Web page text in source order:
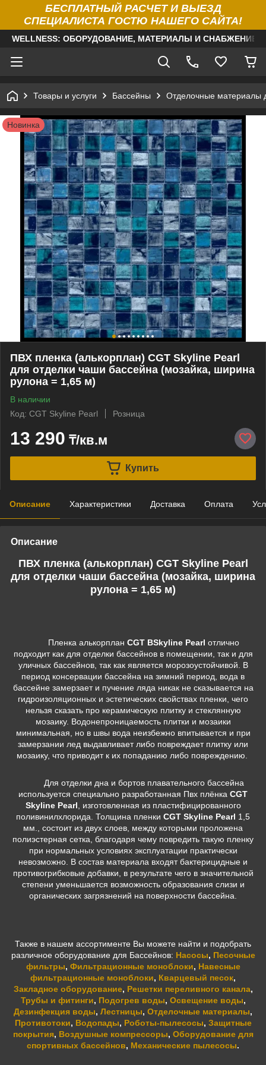
БЕСПЛАТНЫЙ РАСЧЕТ И ВЫЕЗД
СПЕЦИАЛИСТА ГОСТЮ НАШЕГО САЙТА!
WELLNESS: ОБОРУДОВАНИЕ, МАТЕРИАЛЫ И
Товары и услуги Бассейны Отделочные материалы
Новинка
ПВХ пленка (алькорплан) CGT Skyline Pearl
для отделки чаши бассейна (мозайка, ширина
рулона = 1,65 м)
В наличии
Код: CGT Skyline Pearl
Розница
13 290 ₸/кв.м
Купить
Описание Характеристики Доставка Оплата
Описание
ПВХ пленка (алькорплан) CGT Skyline Pearl
для отделки чаши бассейна (мозайка, ширина
рулона = 1,65 м)
Пленка алькорплан CGT BSkyline Pearl отлично
подходит как для отделки бассейнов в помещении, так и для
уличных бассейнов, так как является морозоустойчивой. В
период консервации бассейна на зимний период, вода в
бассейне замерзает и пучение ляда никак не сказывается на
гидроизоляционных и эстетических свойствах пленки, чего
нельзя сказать про керамическую плитку и стеклянную
мозаику. Водонепроницаемость плитки и мозаики
минимальная, но в швы вода неизбежно впитывается и при
замерзании лед выдавливает либо повреждает плитку или
мозаику, что приводит к их попаданию либо повреждению.
Для отделки дна и бортов плавательного бассейна
используется специально разработанная Пвх плёнка CGT
Skyline Pearl, изготовленная из пластифицированного
поливинилхлорида. Толщина пленки CGT Skyline Pearl 1,5
мм., состоит из двух слоев, между которыми проложена
полиэстерная сетка, благодаря чему повредить такую пленку
при нормальных условиях эксплуатации практически
невозможно. В состав материала входят бактерицидные и
противогрибковые добавки, в результате чего в значительной
степени уменьшается возможность образования слизи и
органических загрязнений на поверхности бассейна.
Также в нашем ассортименте Вы можете найти и подобрать
различное оборудование для Бассейнов: Насосы, Песочные
фильтры, Фильтрационные моноблоки, Навесные
фильтрационные моноблоки, Кварцевый песок,
Закладное оборудование, Решетки переливного канала,
Трубы и фитинги, Подогрев воды, Освещение воды,
Дезинфекция воды, Лестницы, Отделочные материалы,
Противотоки, Водопады, Роботы-пылесосы, Защитные
покрытия, Воздушные компрессоры, Оборудование для
спортивных бассейнов, Механические пылесосы.